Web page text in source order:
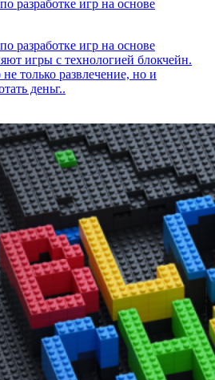
разработке игр на основе
разработке игр на основе
игры с технологией блокчейн.
только развлечение, но и
деньг..